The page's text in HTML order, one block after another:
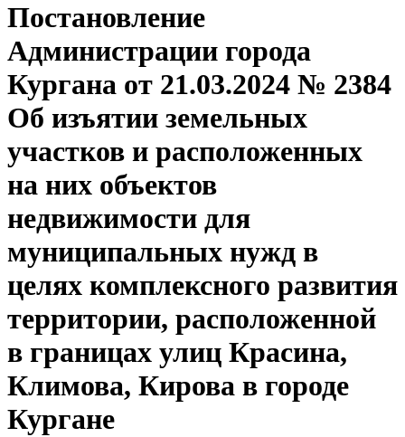
Постановление
Администрации города
Кургана от 21.03.2024 № 2384
Об изъятии земельных
участков и расположенных
на них объектов
недвижимости для
муниципальных нужд в
целях комплексного развития
территории, расположенной
в границах улиц Красина,
Климова, Кирова в городе
Кургане